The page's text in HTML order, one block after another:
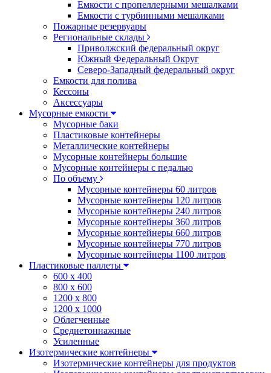
Емкости с пропеллерными мешалками
Емкости с турбинными мешалками
Пожарные резервуары
Региональные склады
Приволжский федеральный округ
Южный Федеральный Округ
Северо-Западный федеральный округ
Емкости для полива
Кессоны
Аксессуары
Мусорные емкости
Мусорные баки
Пластиковые контейнеры
Металлические контейнеры
Мусорные контейнеры большие
Мусорные контейнеры с педалью
По объему
Мусорные контейнеры 60 литров
Мусорные контейнеры 120 литров
Мусорные контейнеры 240 литров
Мусорные контейнеры 360 литров
Мусорные контейнеры 660 литров
Мусорные контейнеры 770 литров
Мусорные контейнеры 1100 литров
Пластиковые паллеты
600 х 400
800 х 600
1200 х 800
1200 х 1000
Облегченные
Среднетоннажные
Усиленные
Изотермические контейнеры
Изотермические контейнеры для продуктов